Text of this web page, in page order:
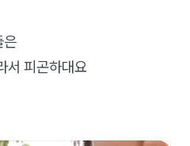
은
서 피곤하대요